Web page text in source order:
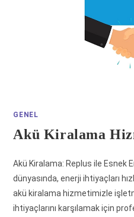
GENEL
Akü Kiralama
Akü Kiralama: Replus ile Esnek
dünyasında, enerji ihtiyaçları
akü kiralama hizmetimizle
ihtiyaçlarını karşılamak için